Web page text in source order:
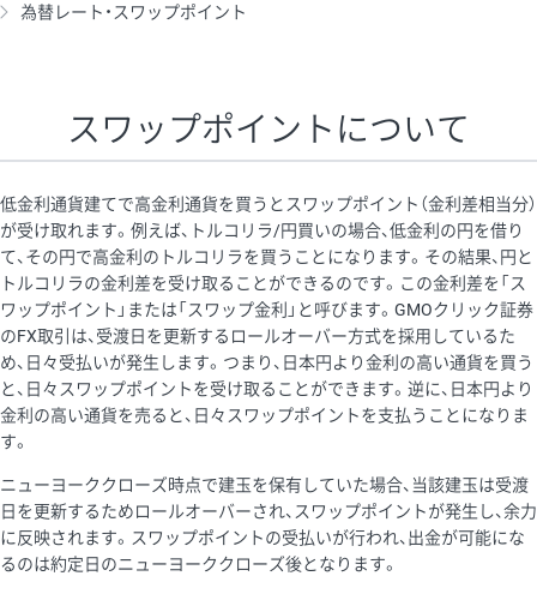
為替レート・スワップポイント
スワップポイントについて
低金利通貨建てで高金利通貨を買うとスワップポイント（金利差相当分）
が受け取れます。例えば、トルコリラ/円買いの場合、低金利の円を借り
て、その円で高金利のトルコリラを買うことになります。その結果、円と
トルコリラの金利差を受け取ることができるのです。この金利差を「ス
ワップポイント」または「スワップ金利」と呼びます。GMOクリック証券
のFX取引は、受渡日を更新するロールオーバー方式を採用しているた
め、日々受払いが発生します。つまり、日本円より金利の高い通貨を買う
と、日々スワップポイントを受け取ることができます。逆に、日本円より
金利の高い通貨を売ると、日々スワップポイントを支払うことになりま
す。
ニューヨーククローズ時点で建玉を保有していた場合、当該建玉は受渡
日を更新するためロールオーバーされ、スワップポイントが発生し、余力
に反映されます。スワップポイントの受払いが行われ、出金が可能にな
るのは約定日のニューヨーククローズ後となります。